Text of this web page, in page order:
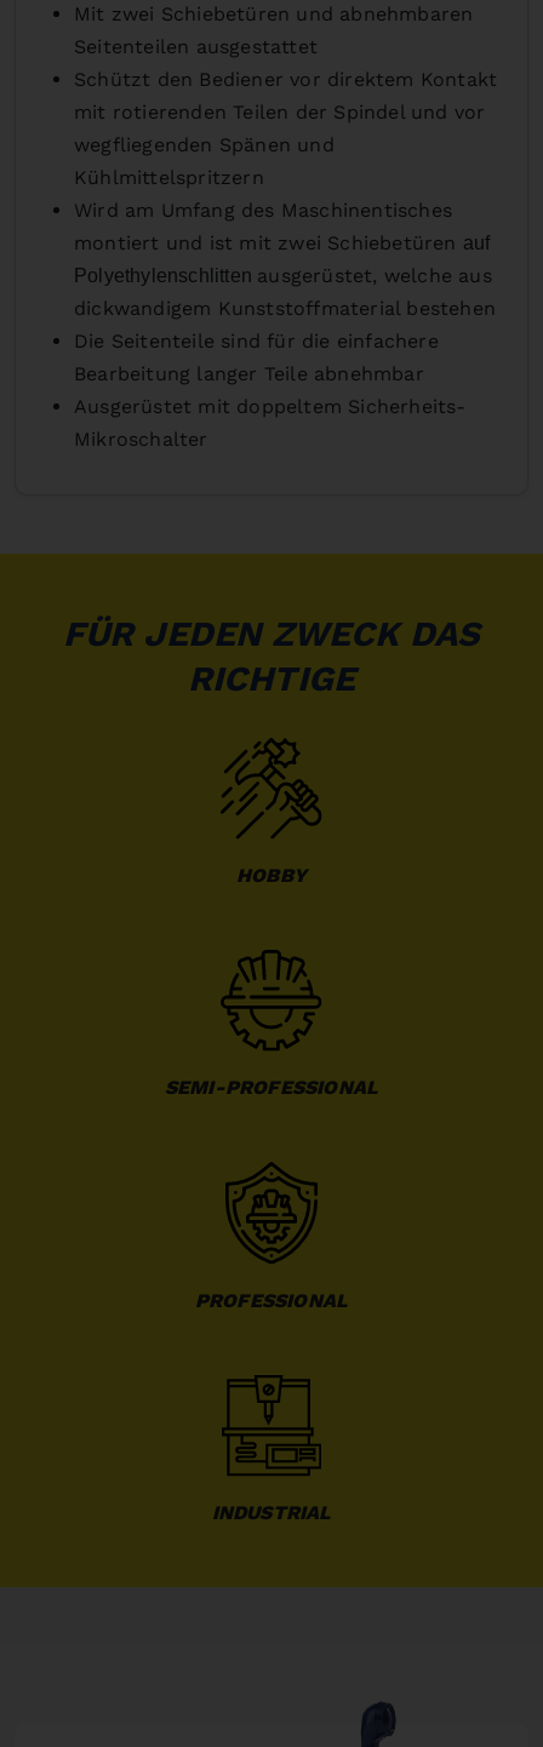
Mit zwei Schiebetüren und abnehmbaren
Seitenteilen ausgestattet
Schützt den Bediener vor direktem Kontakt
mit rotierenden Teilen der Spindel und vor
wegfliegenden Spänen und
Kühlmittelspritzern
Wird am Umfang des Maschinentisches
montiert und ist mit zwei Schiebetüren auf
Polyethylenschlitten ausgerüstet, welche aus
dickwandigem Kunststoffmaterial bestehen
Die Seitenteile sind für die einfachere
Bearbeitung langer Teile abnehmbar
Ausgerüstet mit doppeltem Sicherheits-
Mikroschalter
FÜR JEDEN ZWECK DAS
RICHTIGE
HOBBY
SEMI-PROFESSIONAL
PROFESSIONAL
INDUSTRIAL